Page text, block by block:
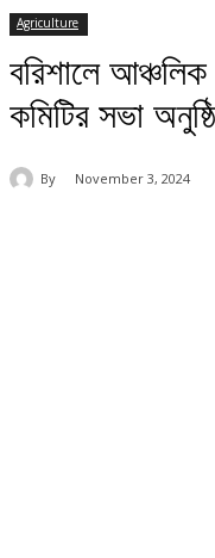
Agriculture
বরিশালে
কমিটির সভা
By November 3, 2024